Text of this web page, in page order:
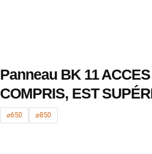
Panneau BK 11
COMPRIS, EST
⌀650 ⌀850